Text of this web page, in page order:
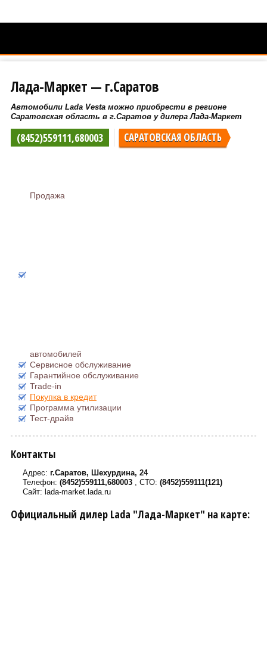
Лада-Маркет — г.Саратов
Автомобили Lada Vesta можно приобрести в регионе
Саратовская область в г.Саратов у дилера Лада-Маркет
(8452)559111,680003 САРАТОВСКАЯ ОБЛАСТЬ
Продажа
автомобилей
Сервисное обслуживание
Гарантийное обслуживание
Trade-in
Покупка в кредит
Программа утилизации
Тест-драйв
Контакты
Адрес: г.Саратов, Шехурдина, 24
Телефон: (8452)559111,680003 , СТО: (8452)559111(121)
Сайт: lada-market.lada.ru
Официальный дилер Lada "Лада-Маркет" на карте: